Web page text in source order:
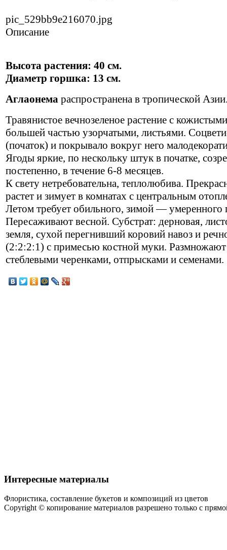
pic_529bb9e216070.jpg
Описание
Высота растения: 40 см.
Диаметр горшка: 13 см.
Аглаонема распространена в тропической
Травянистое вечнозеленое растение с
большей частью узорчатыми, листьями.
(початок) и покрывало вокруг него
Ягоды яркие, по нескольку штук в початке,
постепенно, в течение 6-8 месяцев.
К свету нетребовательна, теплолюбива.
растет и зимует в комнатах с центральным
Летом требует обильного, зимой — умеренного
Пересаживают весной. Субстрат: дерновая,
земля, сухой перегнивший коровий навоз и
(2:2:2:1) с примесью костной муки.
стеблевыми черенками, отпрысками и семенами.
Интересные материалы
Флористика, составление букетов и композиций из цветов
Copyright © копирование материалов разрешено только с